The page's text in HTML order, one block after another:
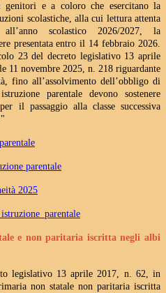
genitori e a coloro che esercitano la
scolastiche, alla cui lettura attenta
scolastico 2026/2027, la
presentata entro il 14 febbraio 2026.
23 del decreto legislativo 13 aprile
11 novembre 2025, n. 218 riguardante
fino all’assolvimento dell’obbligo di
parentale devono sostenere
il passaggio alla classe successiva
parentale
2025
e non paritaria iscritta negli albi
legislativo 13 aprile 2017, n. 62, in
non statale non paritaria iscritta